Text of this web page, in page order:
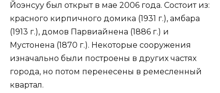
Йоэнсуу был открыт в мае 2006 года. Состоит из:
красного кирпичного домика (1931 г.), амбара
(1913 г.), домов Парвиайнена (1886 г.) и
Мустонена (1870 г.). Некоторые сооружения
изначально были построены в других частях
города, но потом перенесены в ремесленный
квартал.